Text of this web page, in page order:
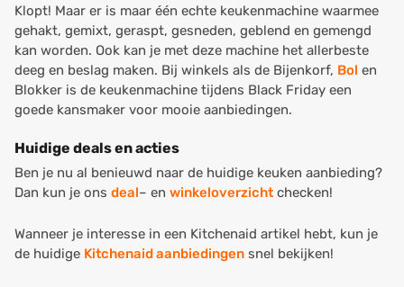
Klopt! Maar er is maar één echte keukenmachine waarmee
gehakt, gemixt, geraspt, gesneden, geblend en gemengd
kan worden. Ook kan je met deze machine het allerbeste
deeg en beslag maken. Bij winkels als de Bijenkorf, Bol en
Blokker is de keukenmachine tijdens Black Friday een
goede kansmaker voor mooie aanbiedingen.
Huidige deals en acties
Ben je nu al benieuwd naar de huidige keuken aanbieding?
Dan kun je ons deal– en winkeloverzicht checken!
Wanneer je interesse in een Kitchenaid artikel hebt, kun je
de huidige Kitchenaid aanbiedingen snel bekijken!